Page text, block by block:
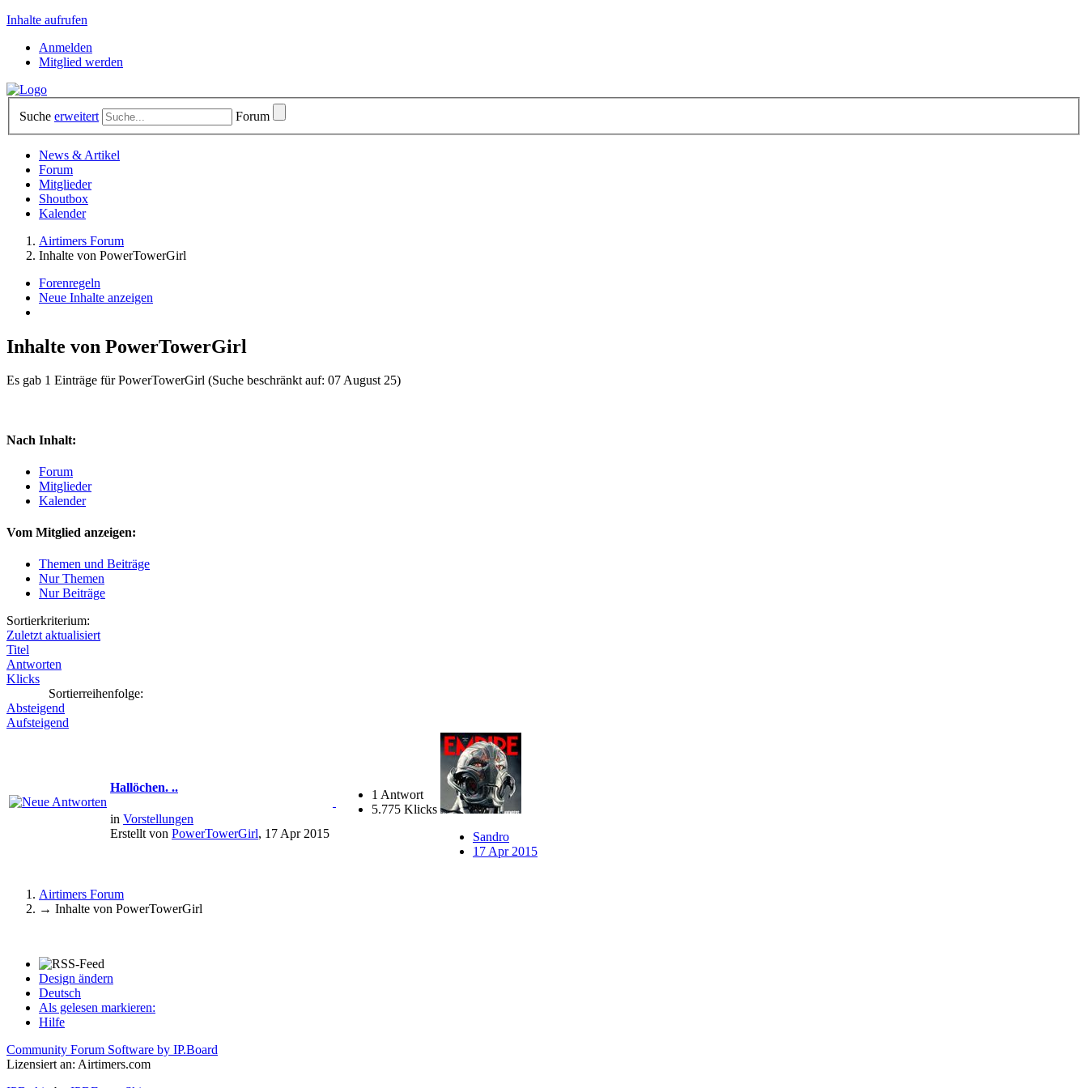
Inhalte aufrufen
Anmelden
Mitglied werden
Suche erweitert Forum
News & Artikel
Forum
Mitglieder
Shoutbox
Kalender
Airtimers Forum
Inhalte von PowerTowerGirl
Forenregeln
Neue Inhalte anzeigen
Inhalte von PowerTowerGirl
Es gab 1 Einträge für PowerTowerGirl (Suche beschränkt auf: 07 August 25)
Nach Inhalt:
Forum
Mitglieder
Kalender
Vom Mitglied anzeigen:
Themen und Beiträge
Nur Themen
Nur Beiträge
Sortierkriterium:
Zuletzt aktualisiert
Titel
Antworten
Klicks
Sortierreihenfolge:
Absteigend
Aufsteigend
Hallöchen. ..
in Vorstellungen
Erstellt von PowerTowerGirl, 17 Apr 2015
1 Antwort
5.775 Klicks
Sandro
17 Apr 2015
Airtimers Forum
→ Inhalte von PowerTowerGirl
Design ändern
Deutsch
Als gelesen markieren:
Hilfe
Community Forum Software by IP.Board
Lizensiert an: Airtimers.com